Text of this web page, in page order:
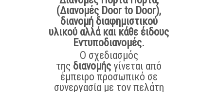
(Διανομές Door to Door),
διανομή διαφημιστικού
υλικού αλλά και κάθε έιδους
Εντυποδιανομές.
Ο σχεδιασμός
της διανομής γίνεται από
έμπειρο προσωπικό σε
συνεργασία με τον πελάτη